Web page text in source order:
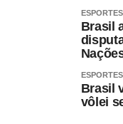
ESPORTES
Brasil
ESPORTES
Brasil
vôlei